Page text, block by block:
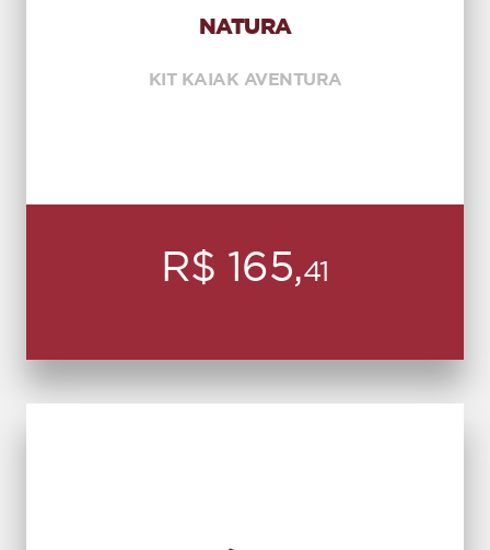
NATURA
KIT KAIAK AVENTURA
R$ 165,41